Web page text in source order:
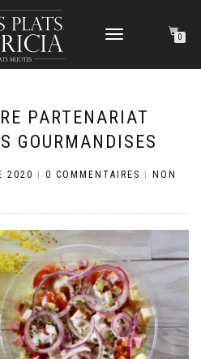
DÉPLIER
0
PARTENARIAT
GOURMANDISES
2020 0 COMMENTAIRES
NON